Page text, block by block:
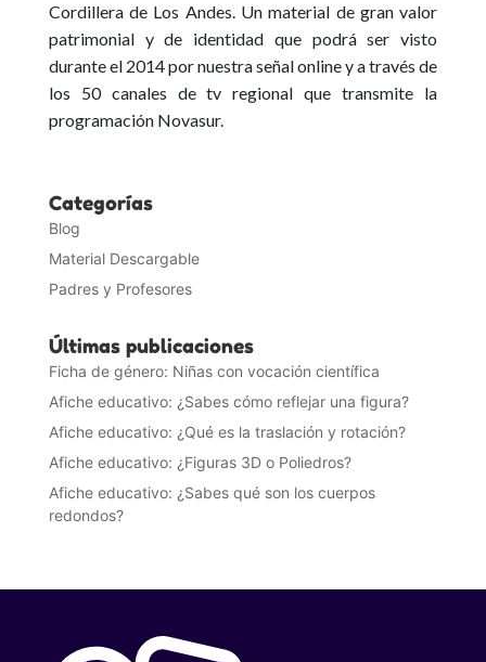
Cordillera de Los Andes. Un material de gran valor
patrimonial y de identidad que podrá ser visto
durante el 2014 por nuestra señal online y a través de
los 50 canales de tv regional que transmite la
programación Novasur.
Categorías
Blog
Material Descargable
Padres y Profesores
Últimas publicaciones
Ficha de género: Niñas con vocación científica
Afiche educativo: ¿Sabes cómo reflejar una figura?
Afiche educativo: ¿Qué es la traslación y rotación?
Afiche educativo: ¿Figuras 3D o Poliedros?
Afiche educativo: ¿Sabes qué son los cuerpos
redondos?